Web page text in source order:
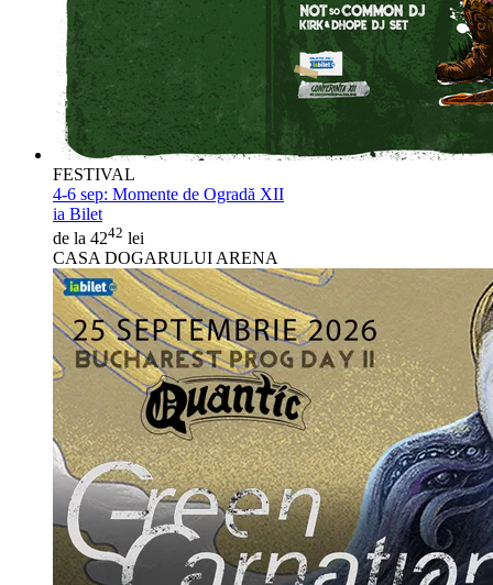
FESTIVAL
4-6 sep: Momente de Ogradă XII
ia Bilet
de la 4242 lei
CASA DOGARULUI ARENA